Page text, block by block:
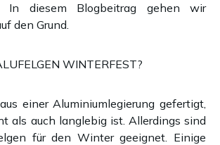
In diesem Blogbeitrag gehen wir
den Grund.
WINTERFEST?
einer Aluminiumlegierung gefertigt,
als auch langlebig ist. Allerdings sind
für den Winter geeignet. Einige